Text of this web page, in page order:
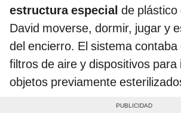
estructura especial de
David moverse, dormir, jugar y
del encierro. El sistema contaba
filtros de aire y dispositivos para
objetos previamente